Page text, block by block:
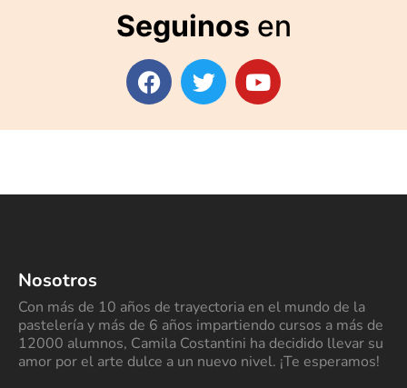
Seguinos en
Nosotros
Con más de 10 años de trayectoria en el mundo de la
pastelería y más de 6 años impartiendo cursos a más de
12000 alumnos, Camila Costantini ha decidido llevar su
amor por el arte dulce a un nuevo nivel. ¡Te esperamos!